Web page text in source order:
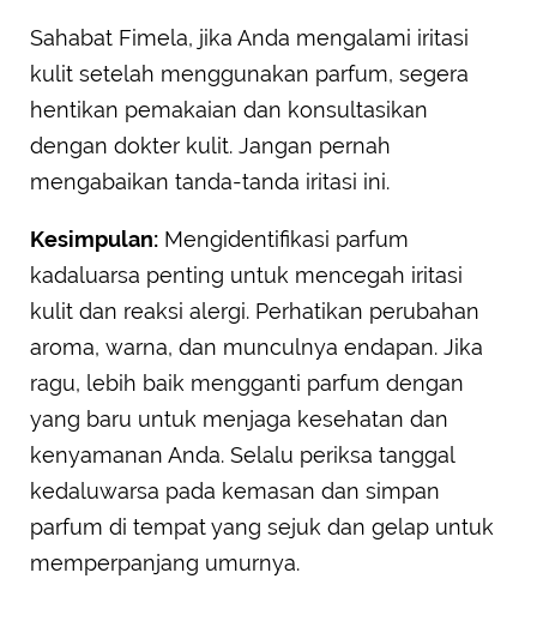
Sahabat Fimela, jika Anda mengalami iritasi
kulit setelah menggunakan parfum, segera
hentikan pemakaian dan konsultasikan
dengan dokter kulit. Jangan pernah
mengabaikan tanda-tanda iritasi ini.
Kesimpulan: Mengidentifikasi parfum
kadaluarsa penting untuk mencegah iritasi
kulit dan reaksi alergi. Perhatikan perubahan
aroma, warna, dan munculnya endapan. Jika
ragu, lebih baik mengganti parfum dengan
yang baru untuk menjaga kesehatan dan
kenyamanan Anda. Selalu periksa tanggal
kedaluwarsa pada kemasan dan simpan
parfum di tempat yang sejuk dan gelap untuk
memperpanjang umurnya.